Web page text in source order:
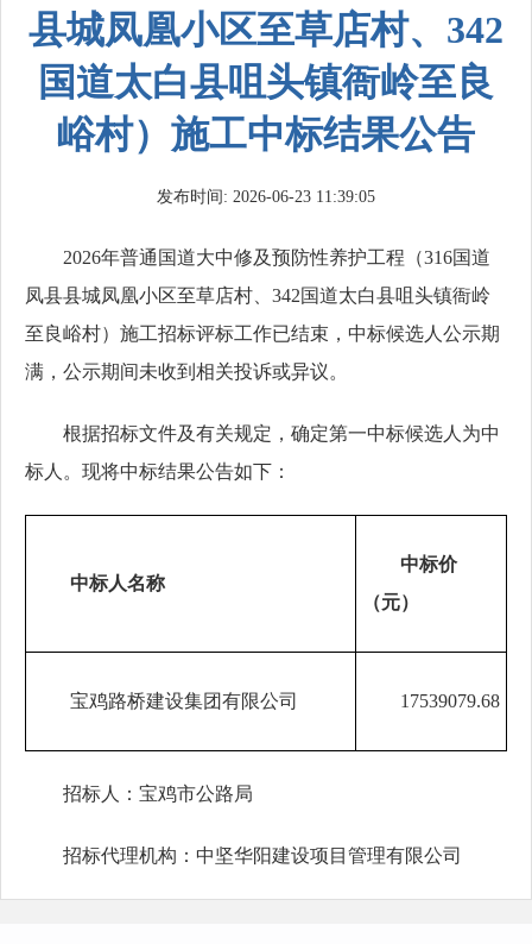
县城凤凰小区至草店村、342
国道太白县咀头镇衙岭至良
峪村）施工中标结果公告
发布时间: 2026-06-23 11:39:05
2026年普通国道大中修及预防性养护工程（316国道
凤县县城凤凰小区至草店村、342国道太白县咀头镇衙岭
至良峪村）施工招标评标工作已结束，中标候选人公示期
满，公示期间未收到相关投诉或异议。
根据招标文件及有关规定，确定第一中标候选人为中
标人。现将中标结果公告如下：
中标人名称
中标价
（元）
宝鸡路桥建设集团有限公司 17539079.68
招标人： 宝鸡市公路局
招标代理机构： 中坚华阳建设项目管理有限公司